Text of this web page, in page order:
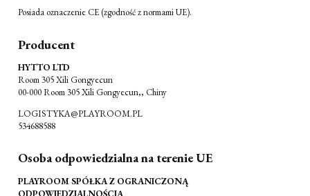
Posiada oznaczenie CE (zgodność z normami UE).
Producent
HYTTO LTD
Room 305 Xili Gongyecun
00-000 Room 305 Xili Gongyecun,, Chiny
LOGISTYKA@PLAYROOM.PL
534688588
Osoba odpowiedzialna na terenie UE
PLAYROOM SPÓŁKA Z OGRANICZONĄ
ODPOWIEDZIALNOŚCIĄ